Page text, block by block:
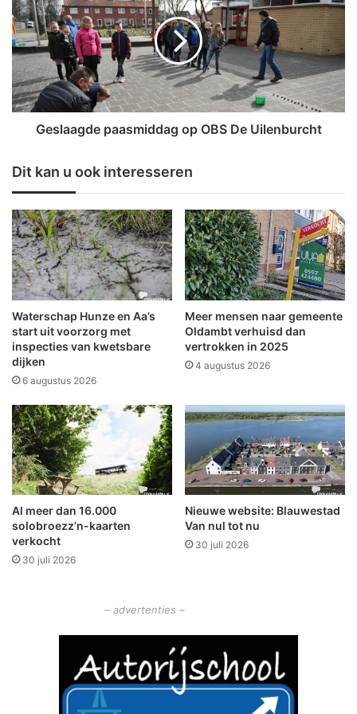
O
l
d
a
m
b
t
e
k
1
)
s
l
a
a
g
d
e
s
m
i
d
d
a
g
o
p
O
B
S
D
U
i
l
e
n
b
u
r
c
h
Geslaagde paasmiddag op OBS De Uilenburcht
Dit kan u ook interesseren
Waterschap Hunze en Aa’s
start uit voorzorg met
inspecties van kwetsbare
dijken
6 augustus 2026
Meer mensen naar gemeente
Oldambt verhuisd dan
vertrokken in 2025
4 augustus 2026
Al meer dan 16.000
solobroezz’n-kaarten
verkocht
30 juli 2026
Nieuwe website: Blauwestad
Van nul tot nu
30 juli 2026
– advertenties –